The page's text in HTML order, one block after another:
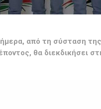
από τη σύσταση
θα διεκδικήσει